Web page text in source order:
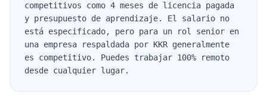
competitivos como 4 meses de licencia pagada
y presupuesto de aprendizaje. El salario no
está especificado, pero para un rol senior en
una empresa respaldada por KKR generalmente
es competitivo. Puedes trabajar 100% remoto
desde cualquier lugar.